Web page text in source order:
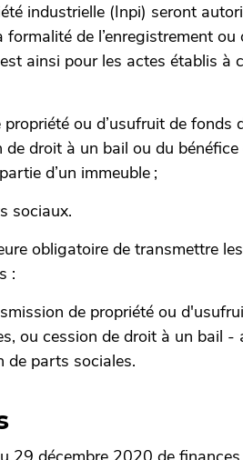
industrielle (Inpi) seront
formalité de l’enregistrement
ainsi pour les actes établis à
ou d’usufruit de fonds
de droit à un bail ou du bénéfice
d’un immeuble ;
sociaux.
obligatoire de transmettre
:
de propriété ou
ou cession de droit à un bail
de parts sociales.